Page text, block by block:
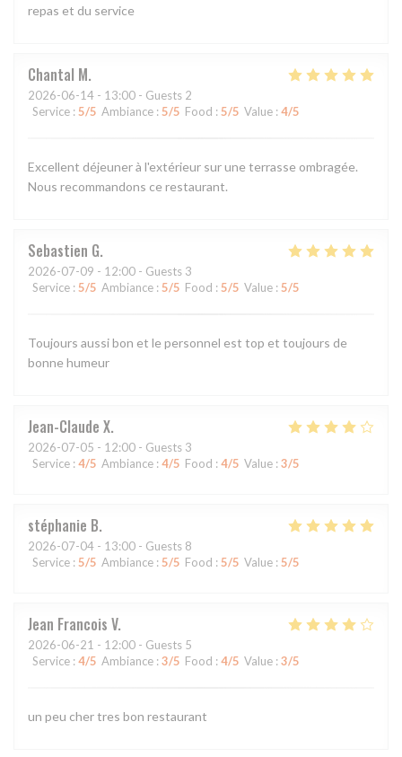
repas et du service
Chantal M
2026-06-14 - 13:00 - Guests 2
Service : 5/5 Ambiance : 5/5 Food : 5/5 Value : 4/5
Excellent déjeuner à l'extérieur sur une terrasse ombragée.
Nous recommandons ce restaurant.
Sebastien G
2026-07-09 - 12:00 - Guests 3
Service : 5/5 Ambiance : 5/5 Food : 5/5 Value : 5/5
Toujours aussi bon et le personnel est top et toujours de
bonne humeur
Jean-Claude X
2026-07-05 - 12:00 - Guests 3
Service : 4/5 Ambiance : 4/5 Food : 4/5 Value : 3/5
stéphanie B
2026-07-04 - 13:00 - Guests 8
Service : 5/5 Ambiance : 5/5 Food : 5/5 Value : 5/5
Jean Francois V
2026-06-21 - 12:00 - Guests 5
Service : 4/5 Ambiance : 3/5 Food : 4/5 Value : 3/5
un peu cher tres bon restaurant